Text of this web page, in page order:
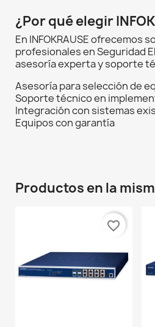
¿Por qué elegir
En INFOKRAUSE ofrecemos
profesionales en Seguridad
asesoría experta y soporte
Asesoría para selección de
Soporte técnico en
Integración con sistemas
Equipos con garantía
Productos en la
favorite_border